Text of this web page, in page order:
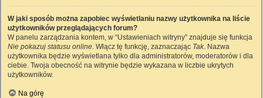
W jaki sposób można zapobiec wyświetlaniu nazwy użytkownika na liście
użytkowników przeglądających forum?
W panelu zarządzania kontem, w “Ustawieniach witryny” znajduje się funkcja
Nie pokazuj statusu online. Włącz tę funkcję, zaznaczając Tak. Nazwa
użytkownika będzie wyświetlana tylko dla administratorów, moderatorów i dla
ciebie. Twoja obecność na witrynie będzie wykazana w liczbie ukrytych
użytkowników.
Na górę